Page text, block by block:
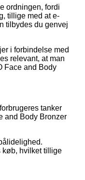
ordningen, fordi
tillige med at e-
tilbydes du genvej
i forbindelse med
relevant, at man
Face and Body
tanker
and Body Bronzer
køb, hvilket tillige